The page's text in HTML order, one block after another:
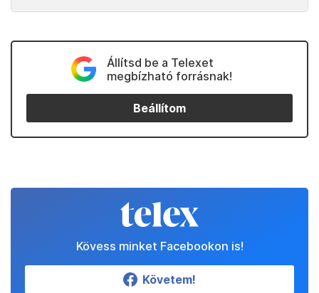
Állítsd be a Telexet
megbízható forrásnak!
Beállítom
Kövess minket Facebookon is!
Követem!